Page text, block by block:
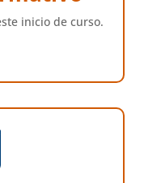
inicio de curso.